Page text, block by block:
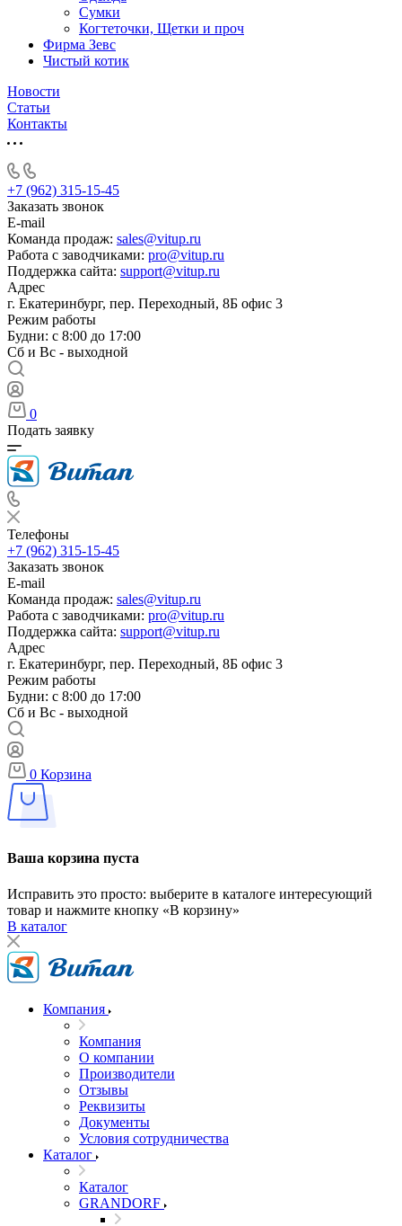
Сумки
Когтеточки, Щетки и проч
Фирма Зевс
Чистый котик
Новости
Статьи
Контакты
+7 (962) 315-15-45
Заказать звонок
E-mail
Команда продаж: sales@vitup.ru
Работа с заводчиками: pro@vitup.ru
Поддержка сайта: support@vitup.ru
Адрес
г. Екатеринбург, пер. Переходный, 8Б офис 3
Режим работы
Будни: с 8:00 до 17:00
Сб и Вс - выходной
0
Подать заявку
Телефоны
+7 (962) 315-15-45
Заказать звонок
E-mail
Команда продаж: sales@vitup.ru
Работа с заводчиками: pro@vitup.ru
Поддержка сайта: support@vitup.ru
Адрес
г. Екатеринбург, пер. Переходный, 8Б офис 3
Режим работы
Будни: с 8:00 до 17:00
Сб и Вс - выходной
0 Корзина
Ваша корзина пуста
Исправить это просто: выберите в каталоге интересующий
товар и нажмите кнопку «В корзину»
В каталог
Компания
Компания
О компании
Производители
Отзывы
Реквизиты
Документы
Условия сотрудничества
Каталог
Каталог
GRANDORF